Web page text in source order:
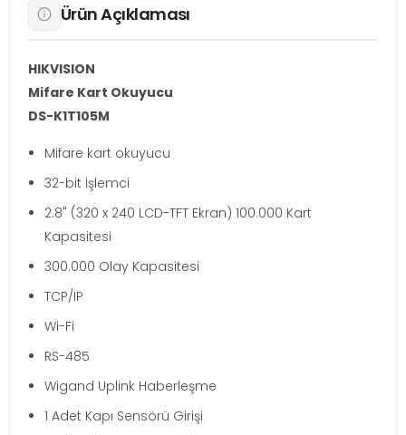
Ürün Açıklaması
HIKVISION
Mifare Kart Okuyucu
DS-K1T105M
Mifare kart okuyucu
32-bit İşlemci
2.8" (320 x 240 LCD-TFT Ekran) 100.000 Kart
Kapasitesi
300.000 Olay Kapasitesi
TCP/IP
Wi-Fi
RS-485
Wigand Uplink Haberleşme
1 Adet Kapı Sensörü Girişi